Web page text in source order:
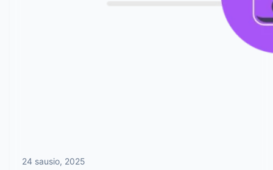
24 sausio, 2025